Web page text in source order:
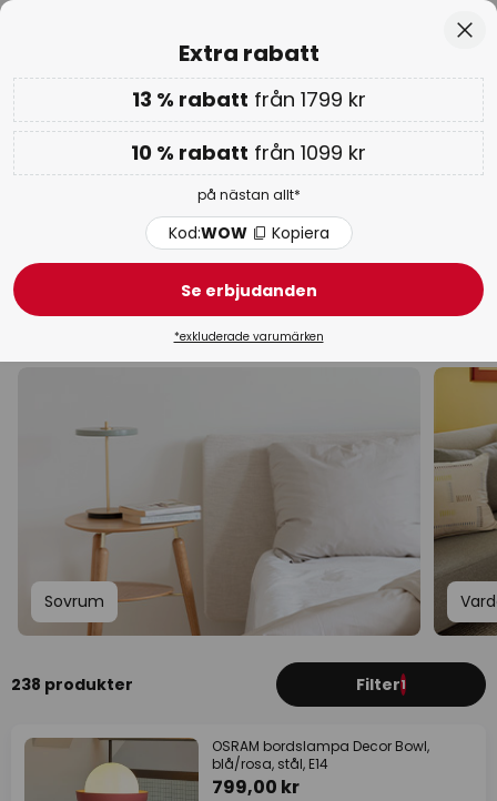
Endast
00D 09T 47M 09S
Extra rabatt: 10 % från 1099 kr eller 13 % från 1799 kr-
på nästan allt
Kod:WOW Kopiera
WOW-veckan:upp till -70 % >
Blå bordslampor
Till fönsterbänken
Sovrum
238 produkter Filter1
OSRAM bordslampa Decor Bowl,
blå/rosa, stål, E14
799,00 kr
Extra rabatt
13 % rabatt från 1799 kr
10 % rabatt från 1099 kr
på nästan allt*
Kod:WOW Kopiera
Se erbjudanden
*exkluderade varumärken